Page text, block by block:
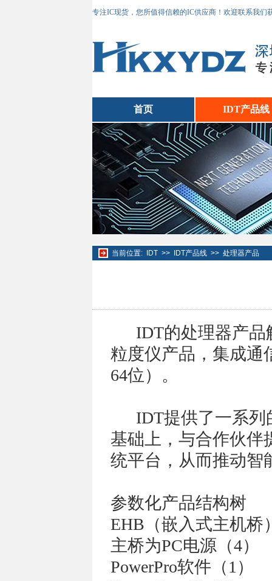
专注IC现货，您所值得信赖的IC供应商！欢迎联系我们
首页 IDT产品线
当前位置: IDT>> IDT产品线>> 处理器产品
IDT的处理器产品
粒度仪产品，集成通
64位）。
IDT提供了一系列
基础上，与合作伙伴
统平台，从而推动智
参数化产品结构树
EHB（嵌入式主机桥
主桥为PC电源（4）
PowerPro软件（1）